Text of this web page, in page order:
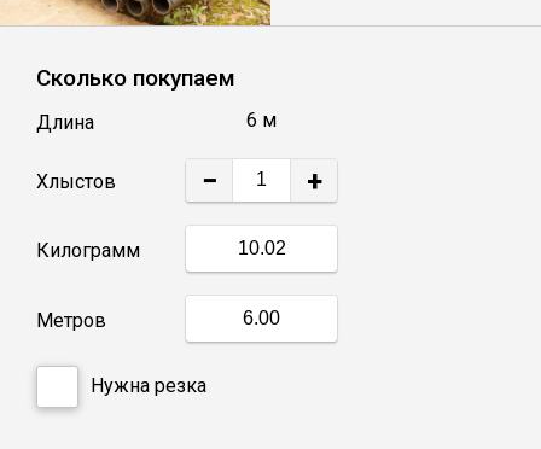
Полоса
Квадрат стальной
Труба профильная
Швеллер
Сколько покупаем
Длина 6 м
Хлыстов − +
Килограмм
Метров
Нужна резка